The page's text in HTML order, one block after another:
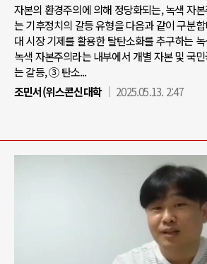
자본의 환경주의에 의해 정당화되는, 녹색 자
는 기후정치의 갈등 유형을 다음과 같이 구분
대 시장 기제를 활용한 탈탄소화를 추구하는
녹색 자본주의라는 내부에서 개별 자본 및 국
는 갈등, ③ 탄소...
조민서(위스콘신대학
2025.05.13. 2:47